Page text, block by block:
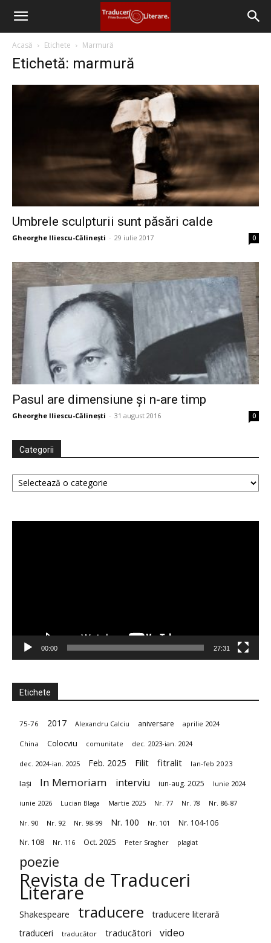
Filiala
București
Literare
(FITRALIT)
Uniunea
Scriitorilor
Acasă Etichete Marmură
Etichetă: marmură
Umbrele sculpturii sunt păsări calde
Gheorghe Iliescu-Călinești - 29 iulie 2017 0
Pasul are dimensiune și n-are timp
Gheorghe Iliescu-Călinești - 31 august 2016 0
Categorii
Categorii
00:00 27:31
Etichete
75-76 2017 Alexandru Calciu aniversare aprilie 2024
China Colocviu comunitate dec. 2023-ian. 2024
dec. 2024-ian. 2025 Feb. 2025 Filit fitralit Ian-feb 2023
Iași In Memoriam interviu iun-aug. 2025 Iunie 2024
iunie 2026 Lucian Blaga Martie 2025 Nr. 77 Nr. 78 Nr. 86-87
Nr. 90 Nr. 92 Nr. 98-99 Nr. 100 Nr. 101
Nr. 104-106
Nr. 108
Nr. 116 Oct. 2025 Peter Sragher plagiat
poezie
Revista de Traduceri
Literare
Shakespeare traducere
traducere literară
traduceri
traducător traducători video